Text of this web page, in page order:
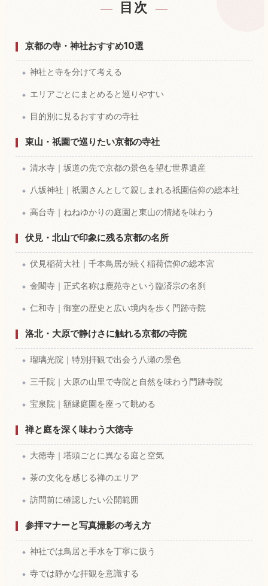
宿を探す
体験を探す
目次
京都の寺・神社おすすめ10選
神社と寺を分けて考える
エリアごとにまとめると巡りやすい
目的別に見るおすすめの寺社
東山・祇園で巡りたい京都の寺社
清水寺｜坂道の先で京都の景色を望む世界遺産
八坂神社｜祇園さんとして親しまれる祇園信仰の総本社
高台寺｜ねねゆかりの庭園と東山の情緒を味わう
伏見・北山で印象に残る京都の名所
伏見稲荷大社｜千本鳥居が続く稲荷信仰の総本宮
金閣寺｜正式名称は鹿苑寺という臨済宗の名刹
仁和寺｜御室の歴史と広い境内を歩く門跡寺院
洛北・大原で静けさに触れる京都の寺院
瑠璃光院｜特別拝観で出会う八瀬の景色
三千院｜大原の山里で寺院と自然を味わう門跡寺院
宝泉院｜額縁庭園を座って眺める
禅と庭を深く味わう大徳寺
大徳寺｜塔頭ごとに異なる庭と空気
茶の文化を感じる禅のエリア
訪問前に確認したい公開範囲
参拝マナーと写真撮影の考え方
神社では鳥居と手水を丁寧に扱う
寺では静かな拝観を意識する